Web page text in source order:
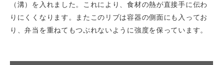
（溝）を入れました。これにより、食材の熱が直接手に伝わ
りにくくなります。またこのリブは容器の側面にも入ってお
り、弁当を重ねてもつぶれないように強度を保っています。